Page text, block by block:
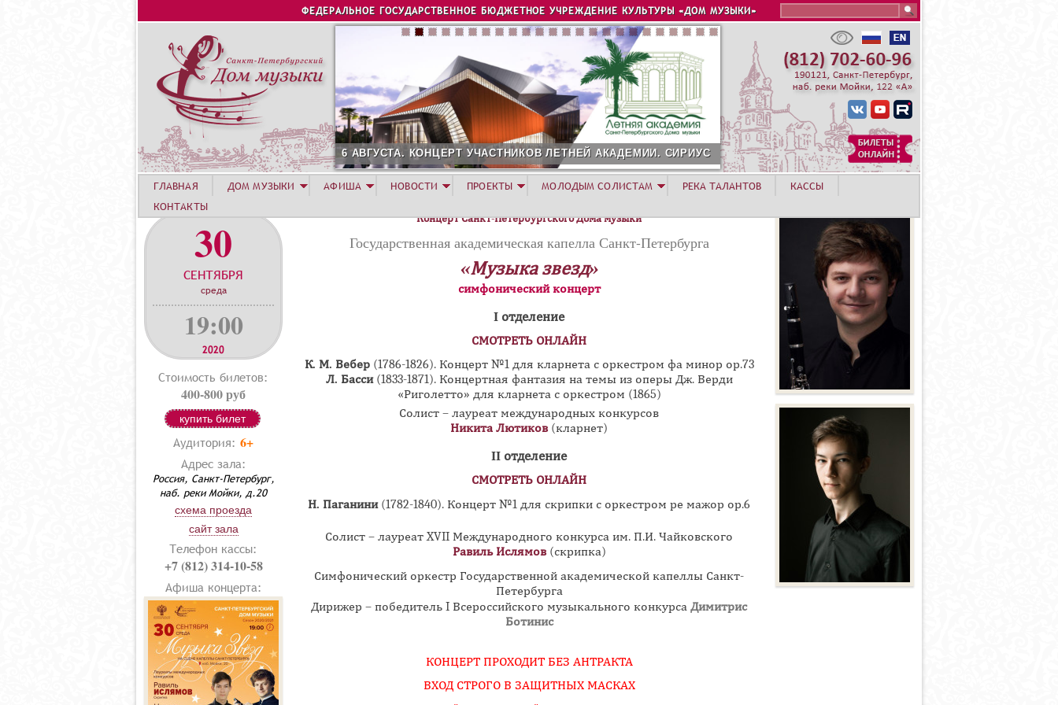
Jump to navigation
ФЕДЕРАЛЬНОЕ ГОСУДАРСТВЕННОЕ БЮДЖЕТНОЕ УЧРЕЖДЕНИЕ КУЛЬТУРЫ «ДОМ МУЗЫКИ»
6 АВГУСТА. КОНЦЕРТ УЧАСТНИКОВ ЛЕТНЕЙ АКАДЕМИИ. СИРИУС 12 АВГУСТА. КОНЦЕРТ ЛЕТНЕЙ АКАДЕМИИ. РОЗА ХУТОР
30
СЕНТЯБРЯ
среда
19:00
2020
Стоимость билетов:
400-800 руб
купить билет
Аудитория: 6+
Адрес зала:
Россия, Санкт-Петербург,
наб. реки Мойки, д.20
схема проезда
сайт зала
Телефон кассы:
+7 (812) 314-10-58
Афиша концерта:
Концерт Санкт-Петербургского Дома музыки
Государственная академическая капелла Санкт-Петербурга
«Музыка звезд»
симфонический концерт
I отделение
СМОТРЕТЬ ОНЛАЙН
К. М. Вебер(1786-1826). Концерт №1 для кларнета с оркестром фа минор ор.73
Л. Басси(1833-1871). Концертная фантазия на темы из оперы Дж. Верди
«Риголетто» для кларнета с оркестром (1865)
Солист – лауреат международных конкурсов
Никита Лютиков (кларнет)
II отделение
СМОТРЕТЬ ОНЛАЙН
Н. Паганини(1782-1840). Концерт №1 для скрипки с оркестром ре мажор ор.6
Солист – лауреат XVII Международного конкурса им. П.И. Чайковского
Равиль Ислямов(скрипка)
Симфонический оркестр Государственной академической капеллы Санкт-
Петербурга
Дирижер – победитель I Всероссийского музыкального конкурса Димитрис
Ботинис
КОНЦЕРТ ПРОХОДИТ БЕЗ АНТРАКТА
ВХОД СТРОГО В ЗАЩИТНЫХ МАСКАХ
ГЛАВНАЯ ДОМ МУЗЫКИ АФИША НОВОСТИ ПРОЕКТЫ МОЛОДЫМ СОЛИСТАМ РЕКА ТАЛАНТОВ
КАССЫ
КОНТАКТЫ